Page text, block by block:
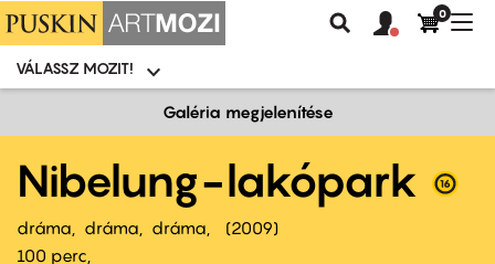
Moziválasztó
menü
VÁLASSZ MOZIT!
Keresés
Felhasználói
fiók
0
Galéria megjelenítése
Nibelung-lakópark
dráma dráma dráma
2009
100 perc,